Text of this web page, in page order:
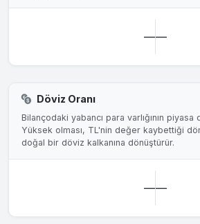
——
Döviz Oranı
Bilançodaki yabancı para varlığının piyasa
Yüksek olması, TL'nin değer kaybettiği
doğal bir döviz kalkanına dönüştürür.
——